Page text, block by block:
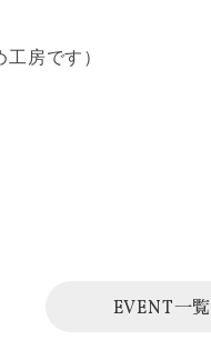
房です）
EVENT一覧